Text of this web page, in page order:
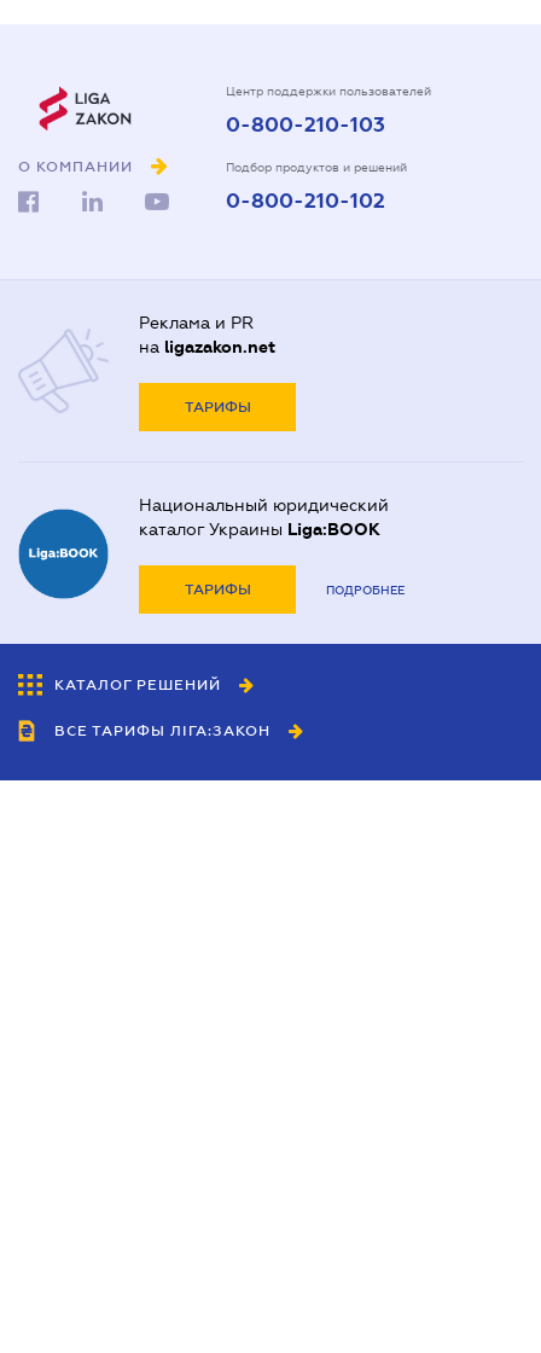
О КОМПАНИИ
Центр поддержки пользователей
0-800-210-103
Подбор продуктов и решений
0-800-210-102
Реклама и PR
на ligazakon.net
ТАРИФЫ
Национальный юридический
каталог Украины Liga:BOOK
ТАРИФЫ ПОДРОБНЕЕ
КАТАЛОГ РЕШЕНИЙ
ВСЕ ТАРИФЫ ЛІГА:ЗАКОН